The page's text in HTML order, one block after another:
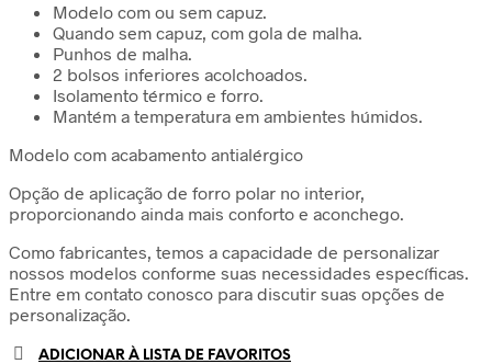
Modelo com ou sem capuz.
Quando sem capuz, com gola de malha.
Punhos de malha.
2 bolsos inferiores acolchoados.
Isolamento térmico e forro.
Mantém a temperatura em ambientes húmidos.
Modelo com acabamento antialérgico
Opção de aplicação de forro polar no interior,
proporcionando ainda mais conforto e aconchego.
Como fabricantes, temos a capacidade de personalizar
nossos modelos conforme suas necessidades específicas.
Entre em contato conosco para discutir suas opções de
personalização.
ADICIONAR À LISTA DE FAVORITOS